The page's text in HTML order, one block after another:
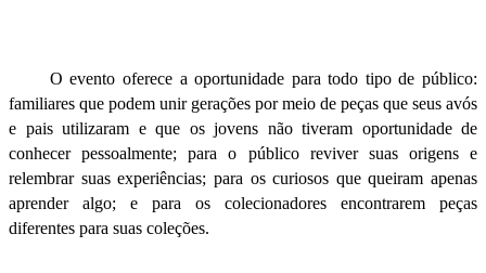
O evento oferece a oportunidade para todo tipo de público:
familiares que podem unir gerações por meio de peças que seus avós
e pais utilizaram e que os jovens não tiveram oportunidade de
conhecer pessoalmente; para o público reviver suas origens e
relembrar suas experiências; para os curiosos que queiram apenas
aprender algo; e para os colecionadores encontrarem peças
diferentes para suas coleções.